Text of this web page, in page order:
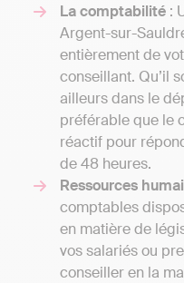
La comptabilité :
Argent-sur-
entièrement de
conseillant. Qu’il
ailleurs dans le
préférable que le
réactif pour
de 48 heures.
Ressources
comptables
en matière de
vos salariés ou
conseiller en la